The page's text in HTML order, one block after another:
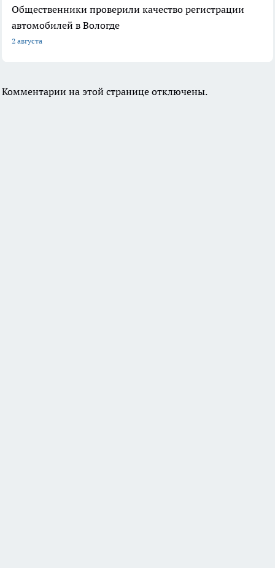
Общественники проверили качество регистрации
автомобилей в Вологде
2 августа
Комментарии на этой странице отключены.